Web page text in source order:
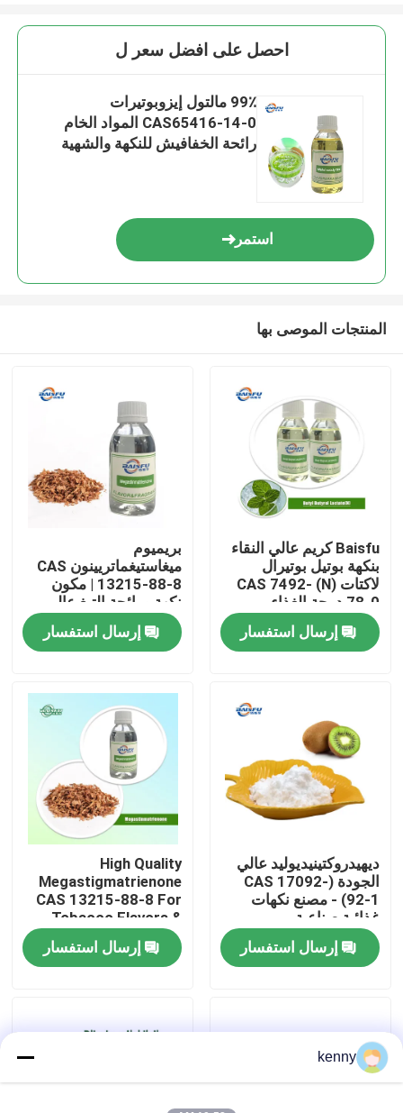
المنزل
المنتجات
برنامج VR
جولة في المصنع
مراقبة الجودة
أخبار
احصل على افضل سعر ل
99٪ مالتول إيزوبوتيرات
CAS65416-14-0 المواد الخام
رائحة الخفافيش للنكهة والشهية
استمر
المنتجات الموصى بها
Baisfu كريم عالي النقاء
بنكهة بوتيل بوتيرال
لاكتات (N) CAS 7492-
78-0 درجة الغذاء
لمستحضرات التجميل
الشحن في جميع أنحاء
العالم
إرسال استفسار
بريميوم
ميغاستيغماتريينون CAS
13215-88-8 | مكون
نكهة ورائحة التبغ عالي
النقاء للمواد الكيميائية
اليوميةإرسال استفسار
ديهيدروكتينيديوليد عالي
الجودة (CAS 17092-
92-1) - مصنع نكهات
غذائية صناعية
إرسال استفسار
High Quality
Megastigmatrienone
CAS 13215-88-8 For
Tobacco Flavors &
Daily Chemicals
إرسال استفسار
kenny